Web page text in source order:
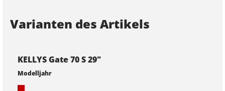
Varianten des Artikels
KELLYS Gate 70 S 29"
Modelljahr